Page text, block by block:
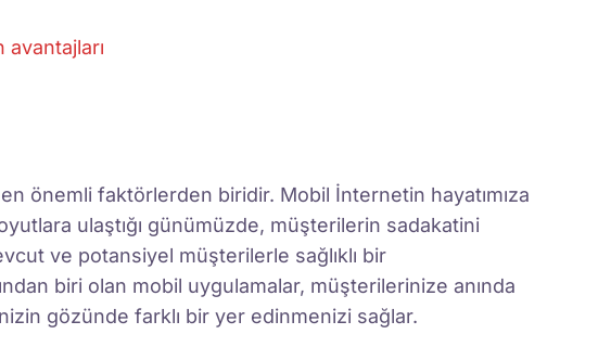
önemli faktörlerden biridir. Mobil İnternetin hayatımıza
ulaştığı günümüzde, müşterilerin sadakatini
ve potansiyel müşterilerle sağlıklı bir
biri olan mobil uygulamalar, müşterilerinize anında
gözünde farklı bir yer edinmenizi sağlar.